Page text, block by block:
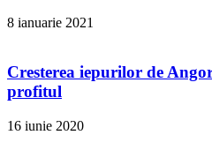
8 ianuarie 2021
Cresterea iepurilor de
profitul
16 iunie 2020